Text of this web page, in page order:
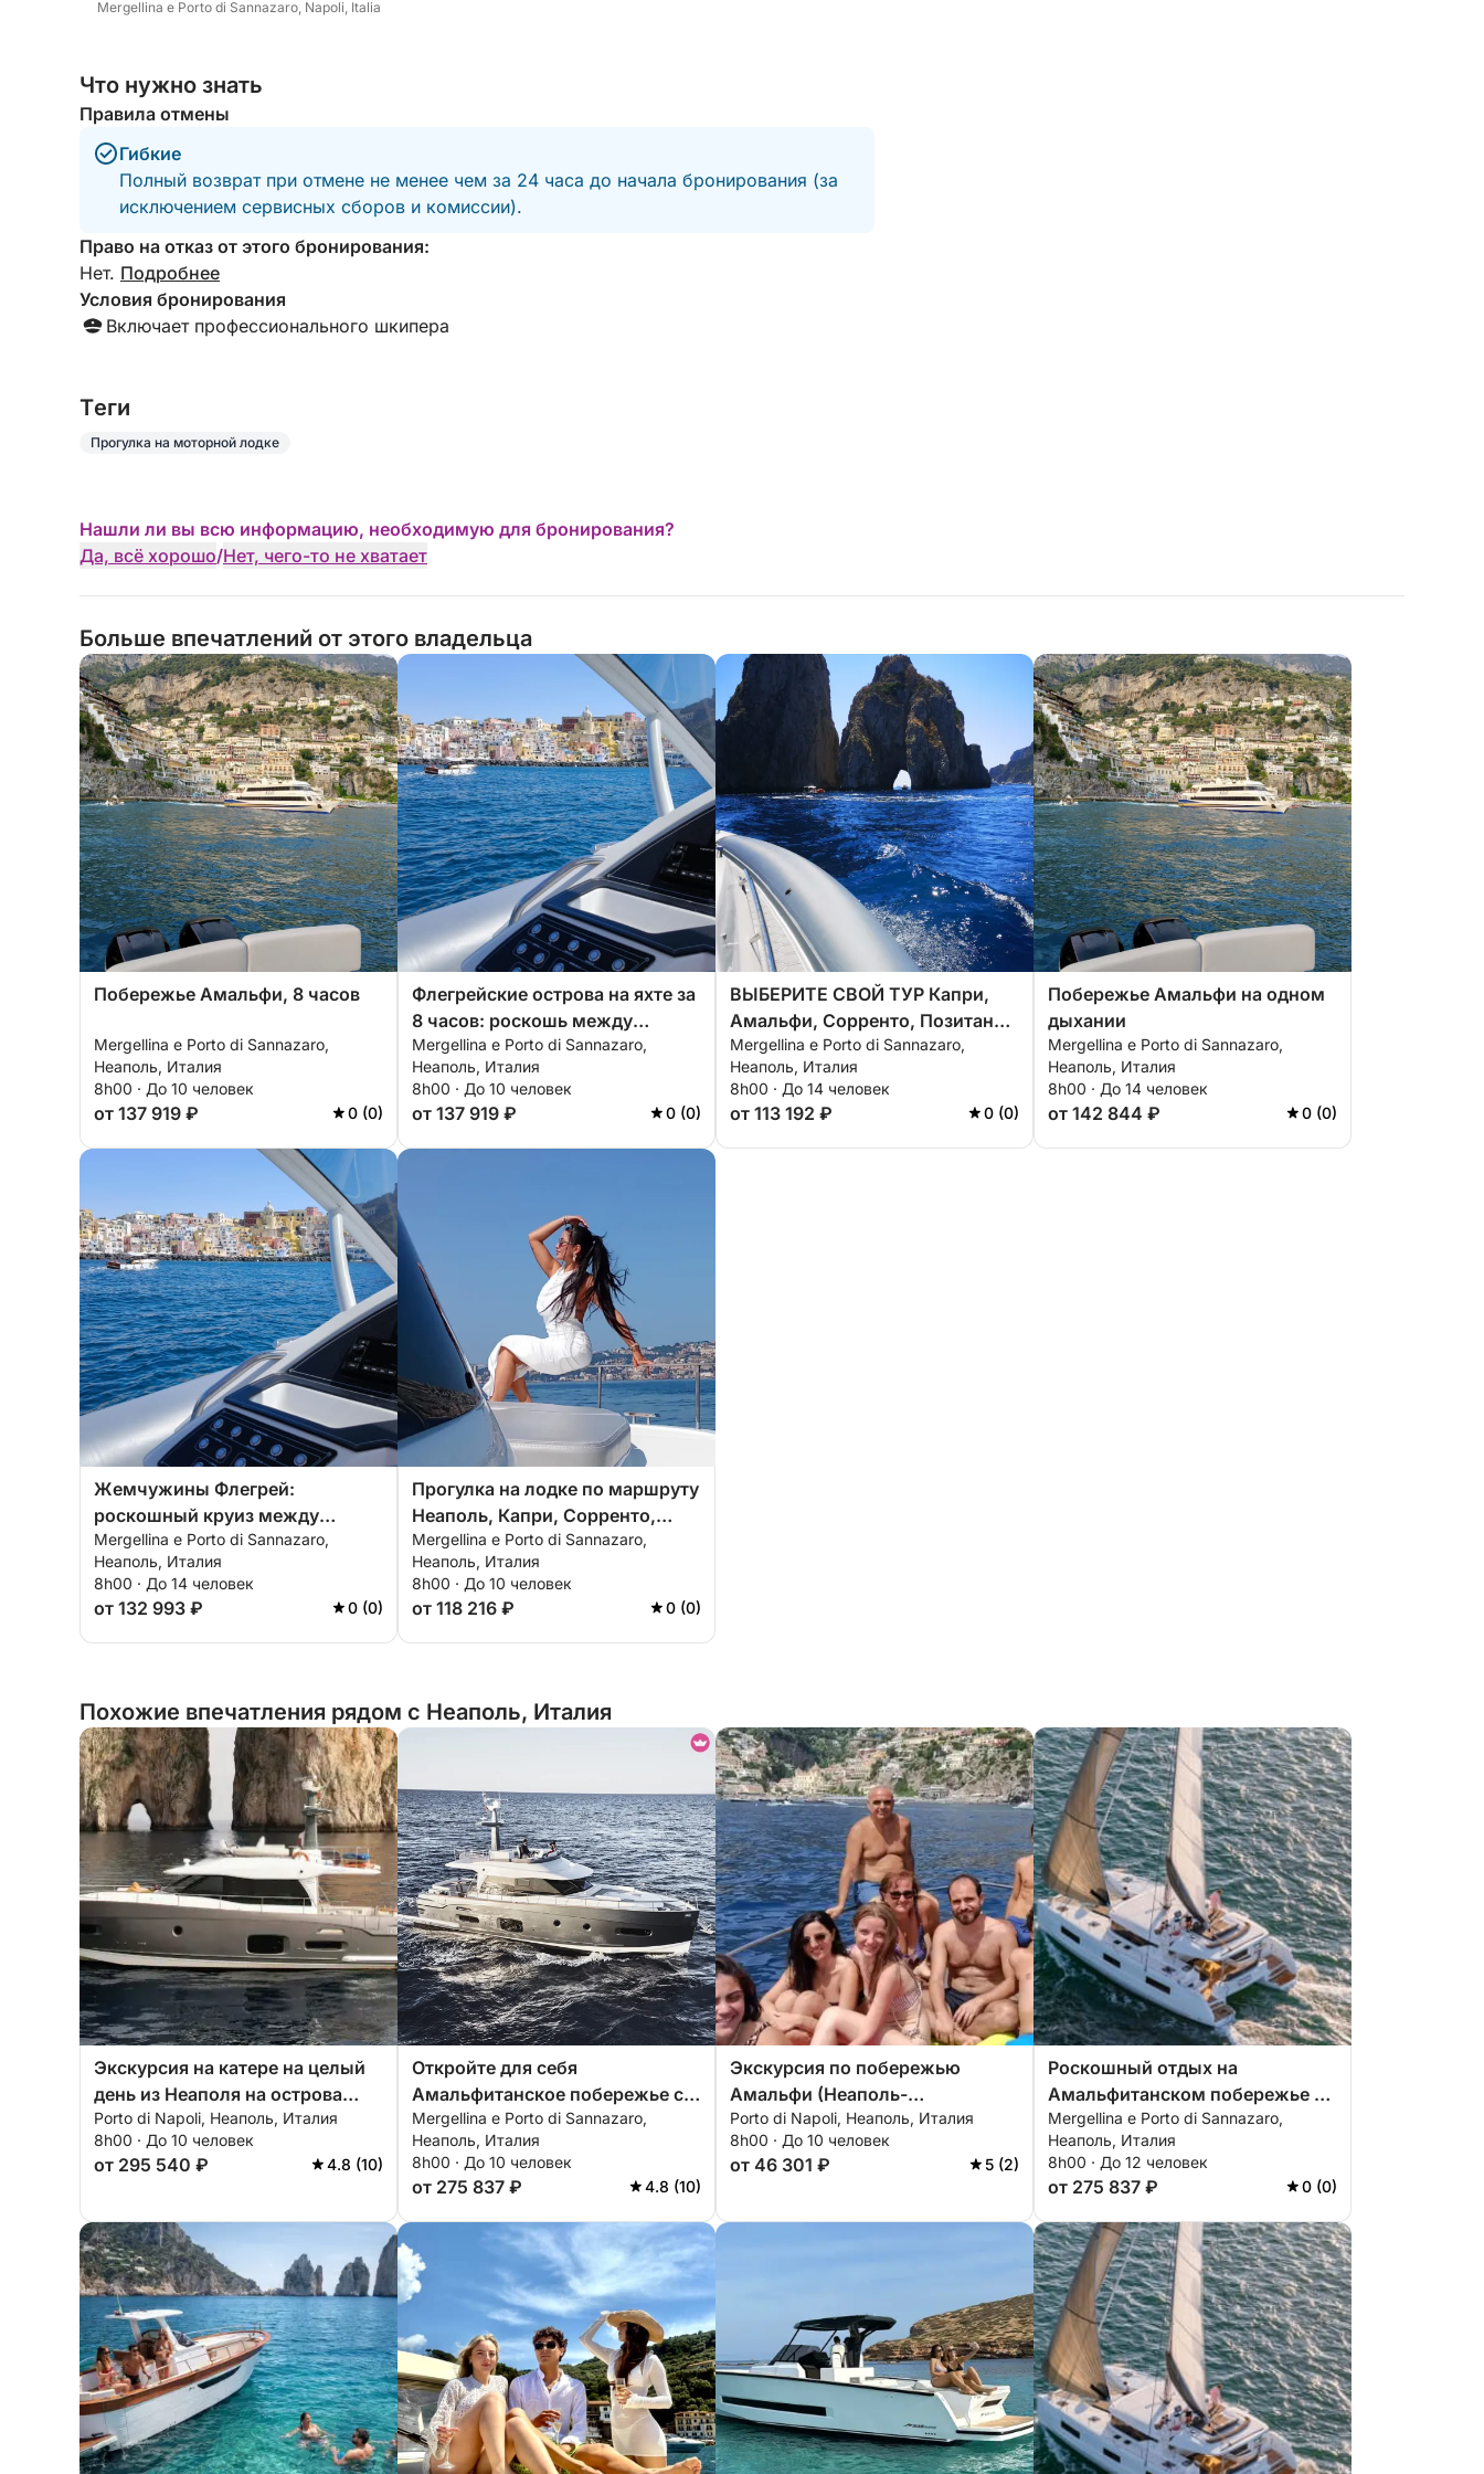
Mergellina e Porto di Sannazaro, Napoli, Italia
Что нужно знать
Правила отмены
Гибкие
Полный возврат при отмене не менее чем за 24 часа до начала бронирования (за
исключением сервисных сборов и комиссии).
Право на отказ от этого бронирования:
Нет. Подробнее
Условия бронирования
Включает профессионального шкипера
Tеги
Прогулка на моторной лодке
Нашли ли вы всю информацию, необходимую для бронирования?
Да, всё хорошо/Нет, чего-то не хватает
Больше впечатлений от этого владельца
Побережье Амальфи, 8 часов
Mergellina e Porto di Sannazaro,
Неаполь, Италия
8h00 · До 10 человек
от 137 919 ₽ 0 (0)
Флегрейские острова на яхте за
8 часов: роскошь между
Прочидой и Искьей
Mergellina e Porto di Sannazaro,
Неаполь, Италия
8h00 · До 10 человек
от 137 919 ₽ 0 (0)
ВЫБЕРИТЕ СВОЙ ТУР Капри,
Амальфи, Сорренто, Позитано,
Искья, Прочида, Нерано
Mergellina e Porto di Sannazaro,
Неаполь, Италия
8h00 · До 14 человек
от 113 192 ₽ 0 (0)
Побережье Амальфи на одном
дыхании
Mergellina e Porto di Sannazaro,
Неаполь, Италия
8h00 · До 14 человек
от 142 844 ₽ 0 (0)
Жемчужины Флегрей:
роскошный круиз между
Прочидой и Искьей
Mergellina e Porto di Sannazaro,
Неаполь, Италия
8h00 · До 14 человек
от 132 993 ₽ 0 (0)
Прогулка на лодке по маршруту
Неаполь, Капри, Сорренто,
Амальфи, Искья, Прочида на
борту прекрасного нового
судна.
Mergellina e Porto di Sannazaro,
Неаполь, Италия
8h00 · До 10 человек
от 118 216 ₽ 0 (0)
Похожие впечатления рядом с Неаполь, Италия
Экскурсия на катере на целый
день из Неаполя на острова
Капри и Фараглиони.
Porto di Napoli, Неаполь, Италия
8h00 · До 10 человек
от 295 540 ₽ 4.8 (10)
Откройте для себя
Амальфитанское побережье с
эксклюзивной точки зрения.
Mergellina e Porto di Sannazaro,
Неаполь, Италия
8h00 · До 10 человек
от 275 837 ₽ 4.8 (10)
Экскурсия по побережью
Амальфи (Неаполь-
Позитано+Амальфи-Неаполь)
Porto di Napoli, Неаполь, Италия
8h00 · До 10 человек
от 46 301 ₽ 5 (2)
Роскошный отдых на
Амальфитанском побережье –
эксклюзивное путешествие на
катамаране.
Mergellina e Porto di Sannazaro,
Неаполь, Италия
8h00 · До 12 человек
от 275 837 ₽ 0 (0)